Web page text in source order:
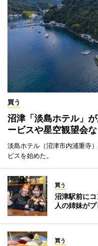
買う
沼津「淡島ホテル」
ービスや星空観望会
淡島ホテル（沼津市内浦重寺
ビスを始めた。
買う
沼津駅前に
人の姉妹が
買う